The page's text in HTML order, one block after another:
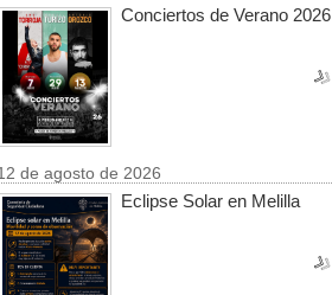
Conciertos de Verano 2026
de agosto de 2026
Eclipse Solar en Melilla